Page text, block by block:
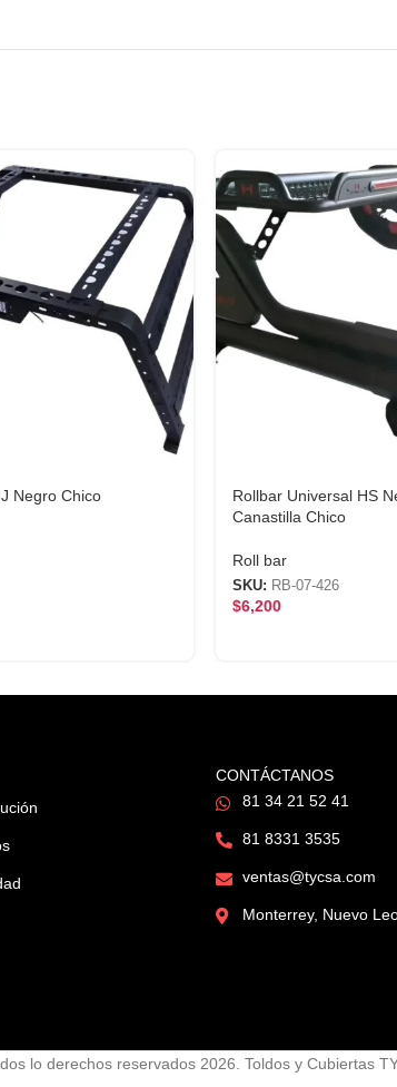
Negro Chico
Rollbar Universal HS
Canastilla Chico
Roll bar
SKU: RB-07-426
$6,200
CONTÁCTANOS
81 34 21 52 41
81 8331 3535
ventas@tycsa.com
Monterrey, Nuevo
lo derechos reservados 2026. Toldos y Cubiertas